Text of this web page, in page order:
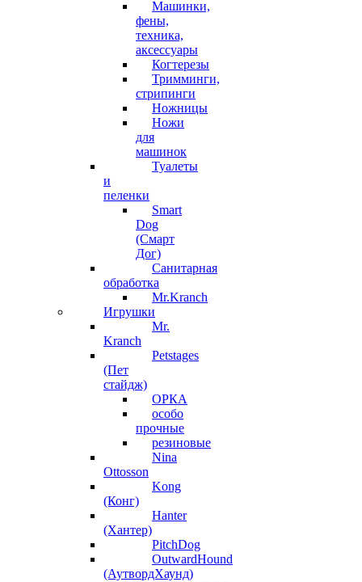
Машинки,
фены,
техника,
аксессуары
Когтерезы
Тримминги,
стрипинги
Ножницы
Ножи
для
машинок
Туалеты
и
пеленки
Smart
Dog
(Смарт
Дог)
Санитарная
обработка
Mr.Kranch
Игрушки
Mr.
Kranch
Petstages
(Пет
стайдж)
ОРКА
особо
прочные
резиновые
Nina
Ottosson
Kong
(Конг)
Hanter
(Хантер)
PitchDog
OutwardHound
(АутвордХаунд)